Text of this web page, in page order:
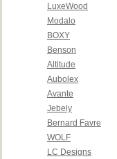
LuxeWood
Modalo
BOXY
Benson
Altitude
Aubolex
Avante
Jebely
Bernard Favre
WOLF
LC Designs